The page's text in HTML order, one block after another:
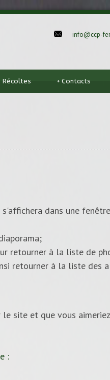
info@ccp-
Récoltes Contacts
+
dans une
retourner à la liste de
retourner à la liste des
site et que vous
: